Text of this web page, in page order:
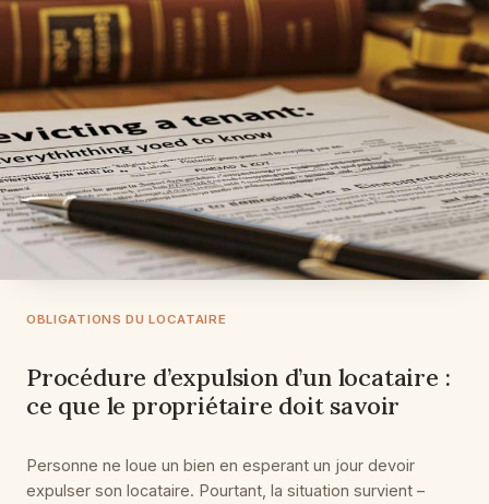
OBLIGATIONS DU LOCATAIRE
Procédure d’expulsion d’un locataire :
ce que le propriétaire doit savoir
Personne ne loue un bien en esperant un jour devoir
expulser son locataire. Pourtant, la situation survient –